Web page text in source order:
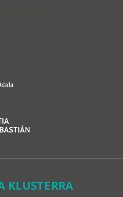
KLUSTERRA